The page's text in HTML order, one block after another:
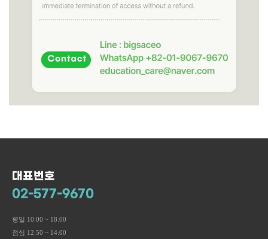
대표번호
02-577-9670
평일 10:00 ~ 18:00
점심 12:50 ~ 14:00